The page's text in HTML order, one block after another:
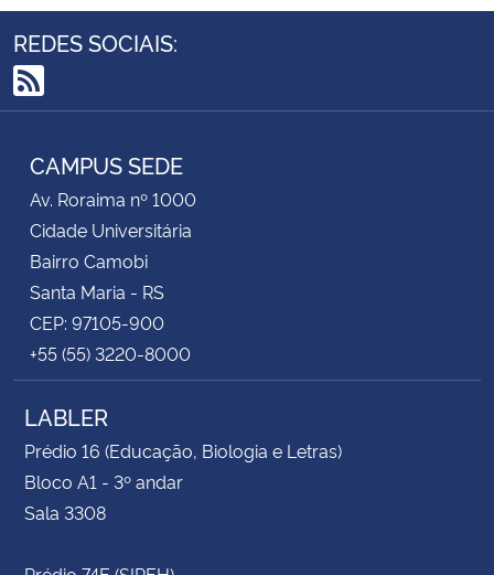
REDES SOCIAIS:
RSS
CAMPUS SEDE
Av. Roraima nº 1000
Cidade Universitária
Bairro Camobi
Santa Maria - RS
CEP: 97105-900
+55 (55) 3220-8000
LABLER
Prédio 16 (Educação, Biologia e Letras)
Bloco A1 - 3º andar
Sala 3308